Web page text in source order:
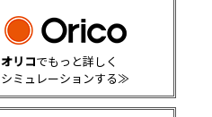
オリコでもっと詳しく
シミュレーションする≫